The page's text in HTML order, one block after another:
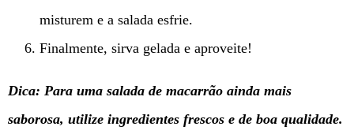
misturem e a salada esfrie.
Finalmente, sirva gelada e aproveite!
Dica: Para uma salada de macarrão ainda mais
saborosa, utilize ingredientes frescos e de boa qualidade.